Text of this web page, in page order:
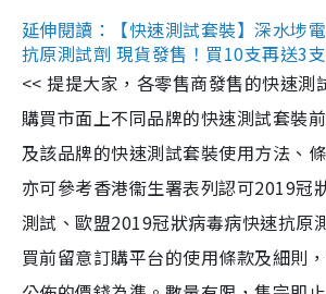
延伸閱讀：【快速測試套裝】深水埗
抗原測試劑 現貨發售！買10支再送3
<< 提提大家，各零售商發售的快速測
購買市面上不同品牌的快速測試套裝
及該品牌的快速測試套裝使用方法、
亦可參考香港衞生署表列認可2019冠
測試、歐盟2019冠狀病毒病快速抗原
買前留意訂購平台的使用條款及細則